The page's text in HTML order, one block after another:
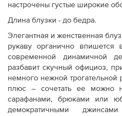
настрочены густые широкие
Длина блузки - до бедра.
Элегантная и женственная
рукаву органично впишется
современной динамичной
разбавит скучный официоз,
немного нежной трогательной
плюс – сочетать ее можно
сарафанами, брюками или
демократичными